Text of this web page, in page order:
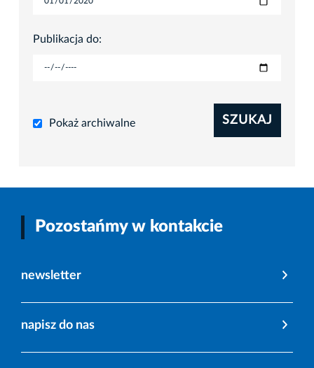
Publikacja do:
Pokaż archiwalne SZUKAJ
Pozostańmy w kontakcie
newsletter
napisz do nas